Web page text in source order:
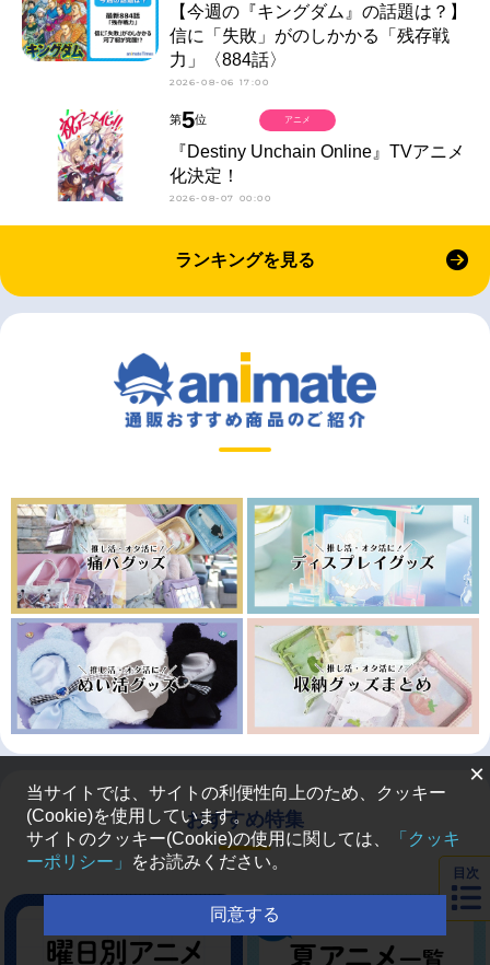
【今週の『キングダム』の話題は？】
信に「失敗」がのしかかる「残存戦
力」〈884話〉
2026-08-06 17:00
第5位
『Destiny Unchain Online』TVアニメ
化決定！
2026-08-07 00:00
アニメ
ランキングを見る
おすすめ特集
目次
×
当サイトでは、サイトの利便性向上のため、クッキー
(Cookie)を使用しています。
サイトのクッキー(Cookie)の使用に関しては、
「クッキ
ーポリシー」
をお読みください。
同意する